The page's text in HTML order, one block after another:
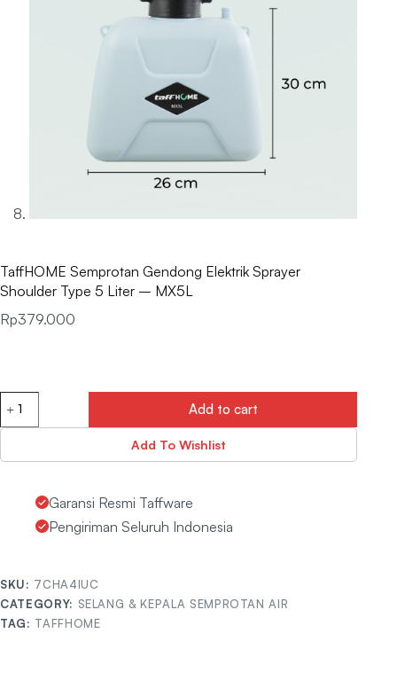
TaffHOME Semprotan Gendong Elektrik Sprayer
Shoulder Type 5 Liter – MX5L
Rp379.000
Add to cart
Add To Wishlist
Garansi Resmi Taffware
Pengiriman Seluruh Indonesia
SKU: 7CHA4IUC
CATEGORY: SELANG & KEPALA SEMPROTAN AIR
TAG: TAFFHOME